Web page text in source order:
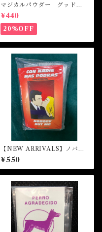
マジカルパウダー グッドラ
ックアットワーク Magical
Powder Good Luck at Wor
k
¥440
20%OFF
【NEW ARRIVALS】ノバデ
ィ・バット・ミー マジカル
パウダー・魔女パウダー NO
BODY BUT ME Magical P
¥550